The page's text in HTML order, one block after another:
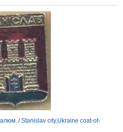
алюм. / Stanislav city,Ukraine coat-of-